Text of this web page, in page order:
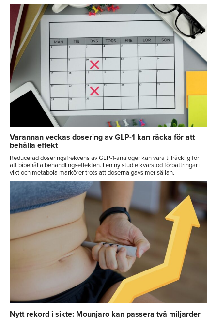
Varannan veckas dosering av GLP-1 kan räcka för att
behålla effekt
Reducerad doseringsfrekvens av GLP-1-analoger kan vara tillräcklig för
att bibehålla behandlingseffekten. I en ny studie kvarstod förbättringar i
vikt och metabola markörer trots att doserna gavs mer sällan.
Nytt rekord i sikte: Mounjaro kan passera två miljarder